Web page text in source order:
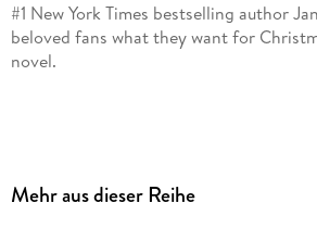
#1 New York Times bestselling author
beloved fans what they want for
most private feelings. Then the letter
Mehr aus dieser Reihe